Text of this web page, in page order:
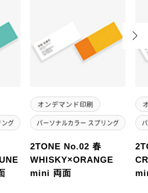
2TONE No.02 春
WHISKY×ORANGE
mini 両面